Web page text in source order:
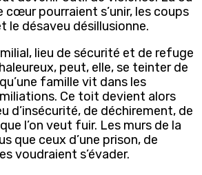
pourraient s’unir, les coups
le désaveu désillusionne.
lieu de sécurité et de refuge
peut, elle, se teinter de
famille vit dans les
Ce toit devient alors
d’insécurité, de déchirement, de
l’on veut fuir. Les murs de la
que ceux d’une prison, de
voudraient s’évader.